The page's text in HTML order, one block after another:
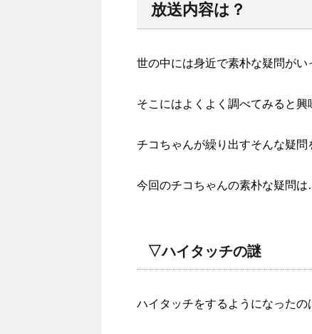
放送内容は？
世の中には身近で素朴な疑問がい
そこにはよくよく調べてみると興
チコちゃんが繰り出すそんな疑
今回のチコちゃんの素朴な疑問
▽ハイタッチの謎
ハイタッチをするようになったの